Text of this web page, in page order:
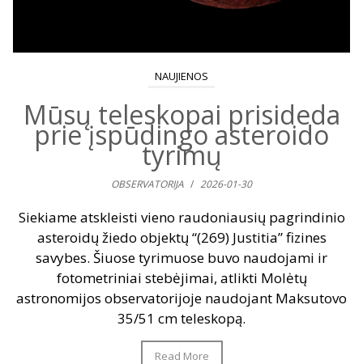
NAUJIENOS
Mūsų teleskopai prisideda
prie įspūdingo asteroido
tyrimų
OBSERVATORIJA / 2026-01-30
Siekiame atskleisti vieno raudoniausių pagrindinio
asteroidų žiedo objektų “(269) Justitia” fizines
savybes. Šiuose tyrimuose buvo naudojami ir
fotometriniai stebėjimai, atlikti Molėtų
astronomijos observatorijoje naudojant Maksutovo
35/51 cm teleskopą.
Read More